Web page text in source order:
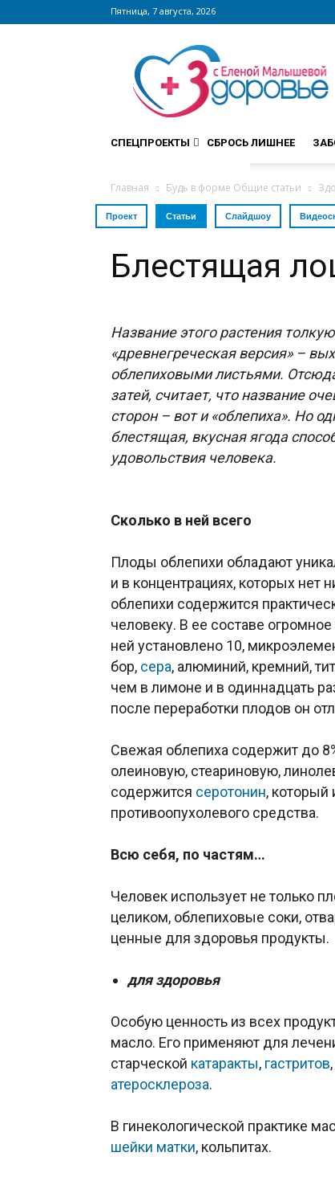
Пятница, 7 августа, 2026
Сайт
zdorovieinfo.ru
крупнейший
медицинский
интернет-
СПЕЦПРОЕКТЫ СБРОСЬ ЛИШНЕЕ
Главная Будь в форме Общие статьи
Проект Статьи Слайдшоу
Блестящая
Название этого растения
«древнегреческая версия» –
облепиховыми листьями.
затей, считает, что название
сторон – вот и «облепиха». Но
блестящая, вкусная ягода
удовольствия человека.
Сколько в ней всего
Плоды облепихи обладают
и в концентрациях, которых нет
облепихи содержится
человеку. В ее составе
ней установлено 10,
бор, сера, алюминий, кремний,
чем в лимоне и в одиннадцать
после переработки плодов он
Свежая облепиха содержит до
олеиновую, стеариновую,
содержится серотонин, который
противоопухолевого средства.
Всю себя, по частям…
Человек использует не только
целиком, облепиховые соки,
ценные для здоровья продукты.
для здоровья
Особую ценность из всех
масло. Его применяют для
старческой катаракты, гастритов
атеросклероза.
В гинекологической практике
шейки матки, кольпитах.